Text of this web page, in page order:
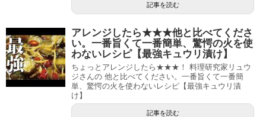
記事を読む
アレンジしたら★★★他と比べてくださ
い。一番旨くて一番簡単、驚愕の火を使
わないレシピ【最強キュウリ漬け】
ちょっとアレンジしたら★★★！ 料理研究家リュウ
ジさんの 他と比べてください。一番旨くて一番簡
単、驚愕の火を使わないレシピ【最強キュウリ漬
け】
記事を読む